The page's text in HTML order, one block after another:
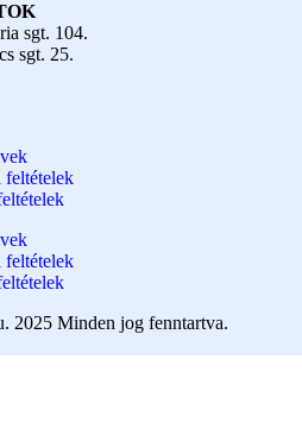
sgt. 104.​
sgt. 25.
feltételek
feltételek
2025 Minden jog fenntartva.